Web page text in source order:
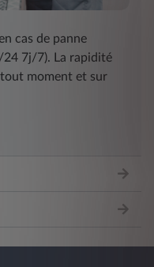
cas de panne
24 7j/7). La rapidité
moment et sur